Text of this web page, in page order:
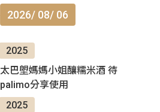
2026/ 08/ 06
2025
太巴塱媽媽小姐釀糯米酒 待
palimo分享使用
2025